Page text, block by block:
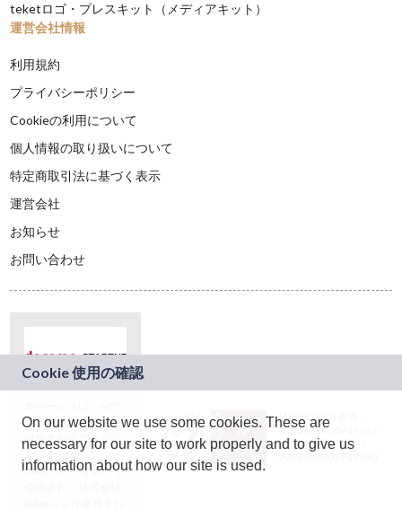
teketロゴ・プレスキット（メディアキット）
運営会社情報
利用規約
プライバシーポリシー
Cookieの利用について
個人情報の取り扱いについて
特定商取引法に基づく表示
運営会社
お知らせ
お問い合わせ
ドコモグループの新
規事業創出プログラ
ム「docomo
STARTUP」を通じて
JASRAC許諾番号：
9024936001Y45037
JASRAC許諾番号：
On our website we use some cookies. These are
necessary for our site to work properly and to give us
information about how our site is used.